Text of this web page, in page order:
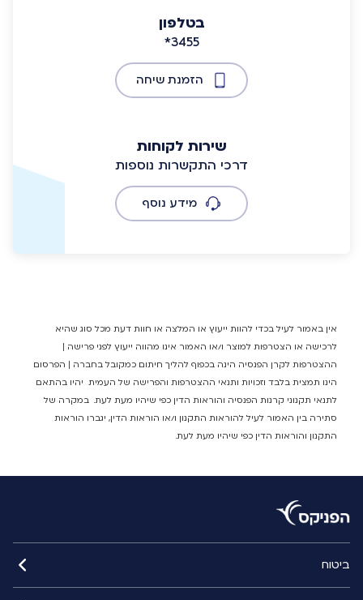
בטלפון
*3455
הזמנת שיחה
שירות לקוחות
דרכי התקשרות נוספות
מידע נוסף
אין באמור לעיל בכדי להוות ייעוץ או המלצה או חוות דעת מכל סוג שהיא
לרכישה או הצטרפות למוצר ו/או האמור אינו מהווה ייעוץ לפני פרישה |
ההצטרפות לקרן הפנסיה הינה בכפוף להליך חיתום כמקובל בחברה | הפרסום
הינו תמצית בלבד וזכויות ותנאי ההצטרפות והפרישה של העמית יהיו בהתאם
לתנאי תקנוני קרנות הפנסיה והוראות הדין כפי שיהיו מעת לעת. במקרה של
סתירה בין האמור לעיל להוראות התקנון ו/או הוראות הדין, יגברו הוראות
התקנון והוראות הדין כפי שיהיו מעת לעת.
ביטוח